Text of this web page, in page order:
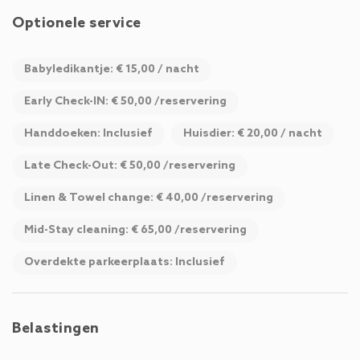
ontdekkingstocht gaan en spelenderwijs de alpenflora en -
fauna ontdekken.
Optionele service
Babyledikantje: € 15,00 / nacht
Early Check-IN: € 50,00 /reservering
Handdoeken: Inclusief Huisdier: € 20,00 / nacht
Late Check-Out: € 50,00 /reservering
Linen & Towel change: € 40,00 /reservering
Mid-Stay cleaning: € 65,00 /reservering
Overdekte parkeerplaats: Inclusief
Belastingen